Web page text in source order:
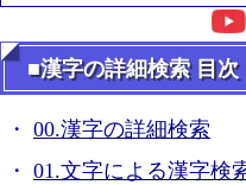
■漢字の詳細検索 目次
00.漢字の詳細検索
01.文字による漢字検